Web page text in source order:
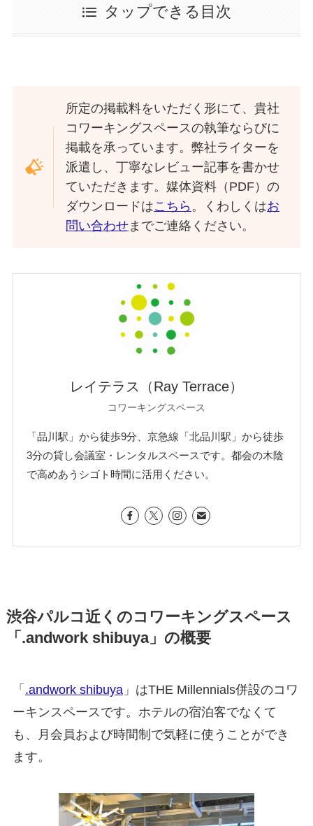
タップできる目次
所定の掲載料をいただく形にて、貴社
コワーキングスペースの執筆ならびに
掲載を承っています。弊社ライターを
派遣し、丁寧なレビュー記事を書かせ
ていただきます。媒体資料（PDF）の
ダウンロードはこちら 。くわしくはお
問い合わせまでご連絡ください。
レイテラス（Ray Terrace）
コワーキングスペース
「品川駅」から徒歩9分、京急線「北品川駅」から徒歩
3分の貸し会議室・レンタルスペースです。都会の木陰
で高めあうシゴト時間に活用ください。
渋谷パルコ近くのコワーキングスペース
「.andwork shibuya」の概要
「 .andwork shibuya」はTHE Millennials併設のコワ
ーキンスペースです。ホテルの宿泊客でなくて
も、月会員および時間制で気軽に使うことができ
ます。